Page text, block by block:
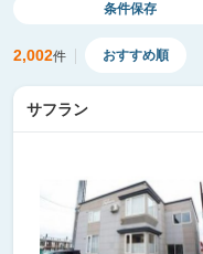
条件保存
2,002件 おすすめ順
サフラン